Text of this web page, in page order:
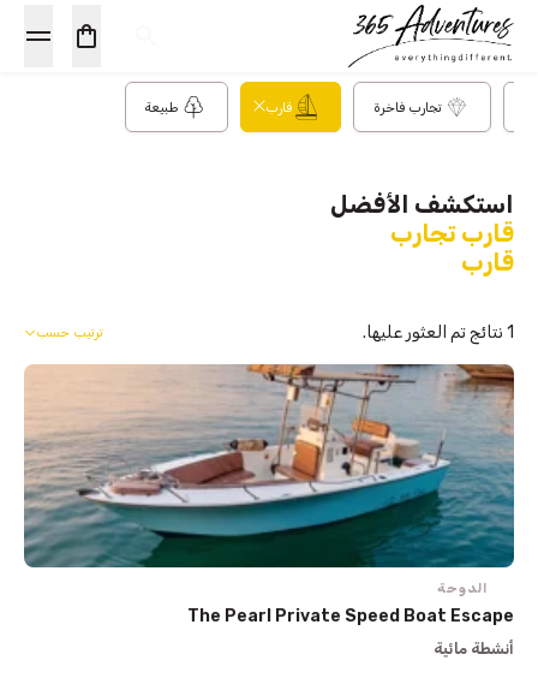
تجارب فاخرة قارب طبيعة
استكشف الأفضل
قارب تجارب
قارب
ترتيب حسب 1 نتائج تم العثور عليها.
الدوحة
The Pearl Private Speed Boat Escape
أنشطة مائية